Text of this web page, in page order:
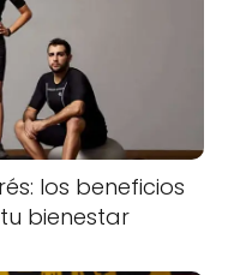
los beneficios
bienestar